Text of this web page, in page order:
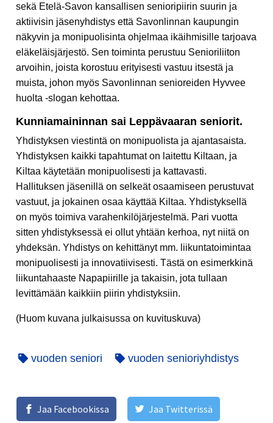
sekä Etelä-Savon kansallisen senioripiirin suurin ja
aktiivisin jäsenyhdistys että Savonlinnan kaupungin
näkyvin ja monipuolisinta ohjelmaa ikäihmisille tarjoava
eläkeläisjärjestö. Sen toiminta perustuu Senioriliiton
arvoihin, joista korostuu erityisesti vastuu itsestä ja
muista, johon myös Savonlinnan senioreiden Hyvvee
huolta -slogan kehottaa.
Kunniamaininnan sai Leppävaaran seniorit.
Yhdistyksen viestintä on monipuolista ja ajantasaista.
Yhdistyksen kaikki tapahtumat on laitettu Kiltaan, ja
Kiltaa käytetään monipuolisesti ja kattavasti.
Hallituksen jäsenillä on selkeät osaamiseen perustuvat
vastuut, ja jokainen osaa käyttää Kiltaa. Yhdistyksellä
on myös toimiva varahenkilöjärjestelmä. Pari vuotta
sitten yhdistyksessä ei ollut yhtään kerhoa, nyt niitä on
yhdeksän. Yhdistys on kehittänyt mm. liikuntatoimintaa
monipuolisesti ja innovatiivisesti. Tästä on esimerkkinä
liikuntahaaste Napapiirille ja takaisin, jota tullaan
levittämään kaikkiin piirin yhdistyksiin.
(Huom kuvana julkaisussa on kuvituskuva)
vuoden seniori vuoden senioriyhdistys
Jaa Facebookissa Jaa Twitterissä